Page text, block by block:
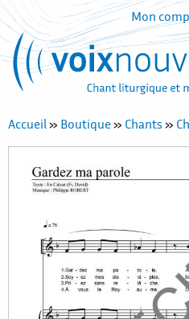
Mon
Accueil» Boutique» Chants»